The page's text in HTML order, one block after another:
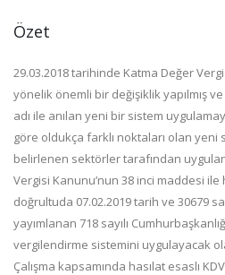
Özet
29.03.2018 tarihinde Katma Değer
yönelik önemli bir değişiklik yapılmış
adı ile anılan yeni bir sistem
göre oldukça farklı noktaları olan yeni
belirlenen sektörler tarafından
Vergisi Kanunu’nun 38 inci maddesi ile
doğrultuda 07.02.2019 tarih ve 30679
yayımlanan 718 sayılı
vergilendirme sistemini uygulayacak
Çalışma kapsamında hasılat esaslı